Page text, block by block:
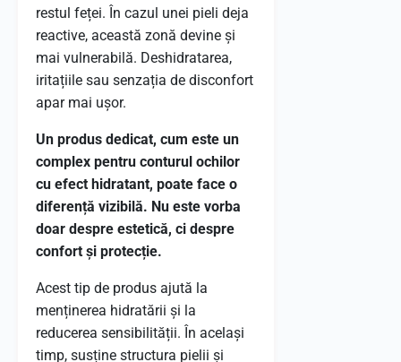
restul feței. În cazul unei pieli deja
reactive, această zonă devine și
mai vulnerabilă. Deshidratarea,
iritațiile sau senzația de disconfort
apar mai ușor.
Un produs dedicat, cum este un
complex pentru conturul ochilor
cu efect hidratant, poate face o
diferență vizibilă. Nu este vorba
doar despre estetică, ci despre
confort și protecție.
Acest tip de produs ajută la
menținerea hidratării și la
reducerea sensibilității. În același
timp, susține structura pielii și